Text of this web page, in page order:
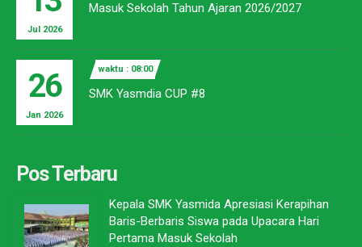
Jul 2026
Masuk Sekolah Tahun Ajaran 2026/2027
26
Jan 2026
waktu : 08:00
SMK Yasmdia CUP #8
Pos Terbaru
Kepala SMK Yasmida Apresiasi Kerapihan
Baris-Berbaris Siswa pada Upacara Hari
Pertama Masuk Sekolah